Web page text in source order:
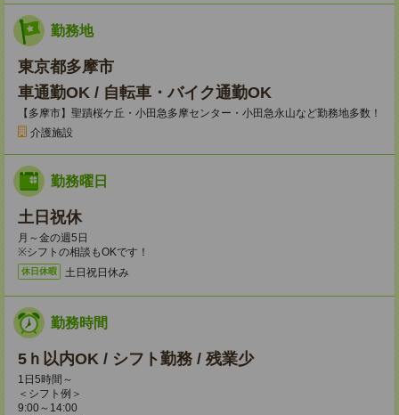
勤務地
東京都多摩市
車通勤OK / 自転車・バイク通勤OK
【多摩市】聖蹟桜ケ丘・小田急多摩センター・小田急永山など勤務地多数！
介護施設
勤務曜日
土日祝休
月～金の週5日
※シフトの相談もOKです！
休日休暇 土日祝日休み
勤務時間
5ｈ以内OK / シフト勤務 / 残業少
1日5時間～
＜シフト例＞
9:00～14:00